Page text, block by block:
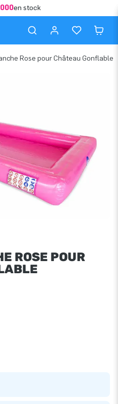
en stock
Rose pour Château Gonflable
ROSE POUR